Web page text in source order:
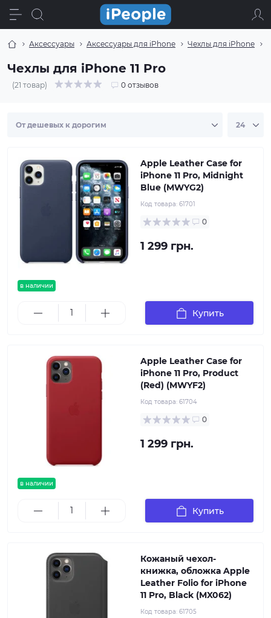
Аксессуары Аксессуары для iPhone Чехлы для iPhone
Чехлы для iPhone 11 Pro
(21 товар) 0 отзывов
в наличии
Apple Leather Case for
iPhone 11 Pro, Midnight
Blue (MWYG2)
Код товара: 61701
0
1 299 грн.
Купить
в наличии
Apple Leather Case for
iPhone 11 Pro, Product
(Red) (MWYF2)
Код товара: 61704
0
1 299 грн.
Купить
Кожаный чехол-
книжка, обложка Apple
Leather Folio for iPhone
11 Pro, Black (MX062)
Код товара: 61705